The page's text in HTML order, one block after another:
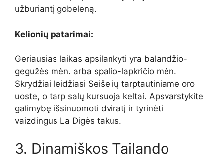
užburiantį gobeleną.
Kelionių patarimai:
Geriausias laikas apsilankyti yra balandžio-
gegužės mėn. arba spalio-lapkričio mėn.
Skrydžiai leidžiasi Seišelių tarptautiniame oro
uoste, o tarp salų kursuoja keltai. Apsvarstykite
galimybę išsinuomoti dviratį ir tyrinėti
vaizdingus La Digės takus.
3. Dinamiškos Tailando